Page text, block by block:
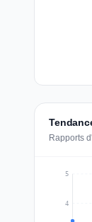
Rapports
4
5